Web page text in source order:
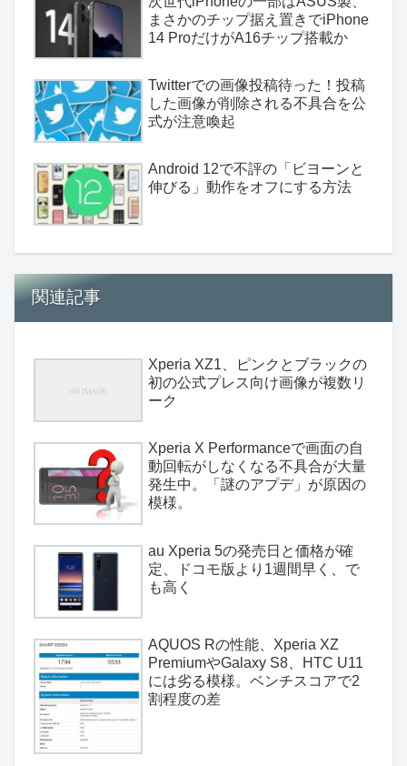
まさかのチップ据え置きでiPhone
14 ProだけがA16チップ搭載か
Twitterでの画像投稿待った！投稿
した画像が削除される不具合を公
式が注意喚起
Android 12で不評の「ビヨーンと
伸びる」動作をオフにする方法
関連記事
Xperia XZ1、ピンクとブラックの
初の公式プレス向け画像が複数リ
ーク
Xperia X Performanceで画面の自
動回転がしなくなる不具合が大量
発生中。「謎のアプデ」が原因の
模様。
au Xperia 5の発売日と価格が確
定、ドコモ版より1週間早く、で
も高く
AQUOS Rの性能、Xperia XZ
PremiumやGalaxy S8、HTC U11
には劣る模様。ベンチスコアで2
割程度の差